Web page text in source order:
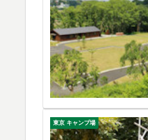
東京 キャンプ場